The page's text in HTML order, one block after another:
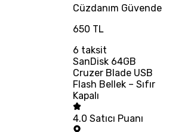
Cüzdanım Güvende
650 TL
6 taksit
SanDisk 64GB
Cruzer Blade USB
Flash Bellek – Sıfır
Kapalı
4.0 Satıcı Puanı